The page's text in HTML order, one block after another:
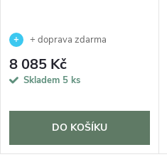
+ doprava zdarma
8 085 Kč
Skladem 5 ks
DO KOŠÍKU